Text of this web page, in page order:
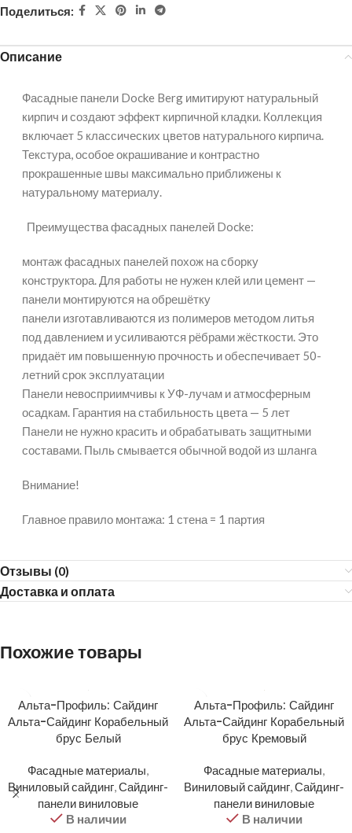
Поделиться:
Описание
Фасадные панели Docke Berg имитируют натуральный
кирпич и создают эффект кирпичной кладки. Коллекция
включает 5 классических цветов натурального кирпича.
Текстура, особое окрашивание и контрастно
прокрашенные швы максимально приближены к
натуральному материалу.
Преимущества фасадных панелей Docke:
монтаж фасадных панелей похож на сборку
конструктора. Для работы не нужен клей или цемент —
панели монтируются на обрешётку
панели изготавливаются из полимеров методом литья
под давлением и усиливаются рёбрами жёсткости. Это
придаёт им повышенную прочность и обеспечивает 50-
летний срок эксплуатации
Панели невосприимчивы к УФ-лучам и атмосферным
осадкам. Гарантия на стабильность цвета — 5 лет
Панели не нужно красить и обрабатывать защитными
составами. Пыль смывается обычной водой из шланга
Внимание!
Главное правило монтажа: 1 стена = 1 партия
Отзывы (0)
Доставка и оплата
Похожие товары
Альта-Профиль: Сайдинг
Альта-Сайдинг Корабельный
брус Белый
Фасадные материалы,
Виниловый сайдинг,Сайдинг-
панели виниловые
В наличии
Альта-Профиль: Сайдинг
Альта-Сайдинг Корабельный
брус Кремовый
Фасадные материалы,
Виниловый сайдинг,Сайдинг-
панели виниловые
В наличии